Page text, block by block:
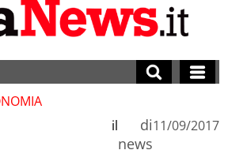
di
news
il 11/09/2017